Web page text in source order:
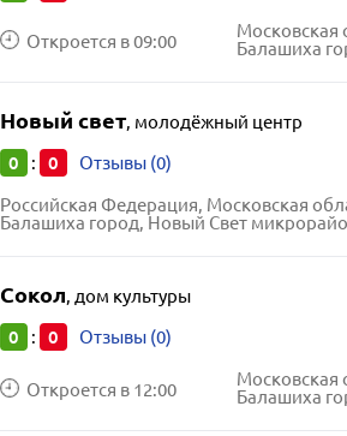
Откроется в 09:00
Московская
Балашиха
Новый свет, молодёжный центр
0 : 0 Отзывы (0)
Российская Федерация, Московская
Балашиха город, Новый Свет микрорайон,
Сокол, дом культуры
0 : 0 Отзывы (0)
Откроется в 12:00
Московская
Балашиха